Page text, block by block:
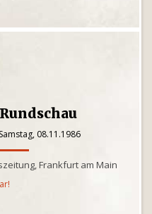
08.11.1986
Frankfurt am Main